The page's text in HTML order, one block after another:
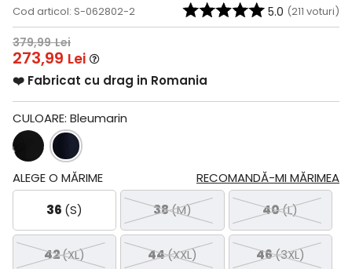
Cod articol: S-062802-2 5.0 (211 voturi)
379,99 Lei
273,99 Lei
❤️ Fabricat cu drag in Romania
CULOARE: Bleumarin
RECOMANDĂ-MI MĂRIMEA
ALEGE O MĂRIME
36 (S) 38(M) 40(L)
42(XL) 44(XXL) 46(3XL)